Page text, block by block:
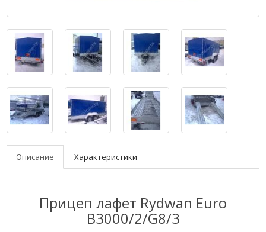
Описание Характеристики
Прицеп лафет Rydwan Euro
B3000/2/G8/3